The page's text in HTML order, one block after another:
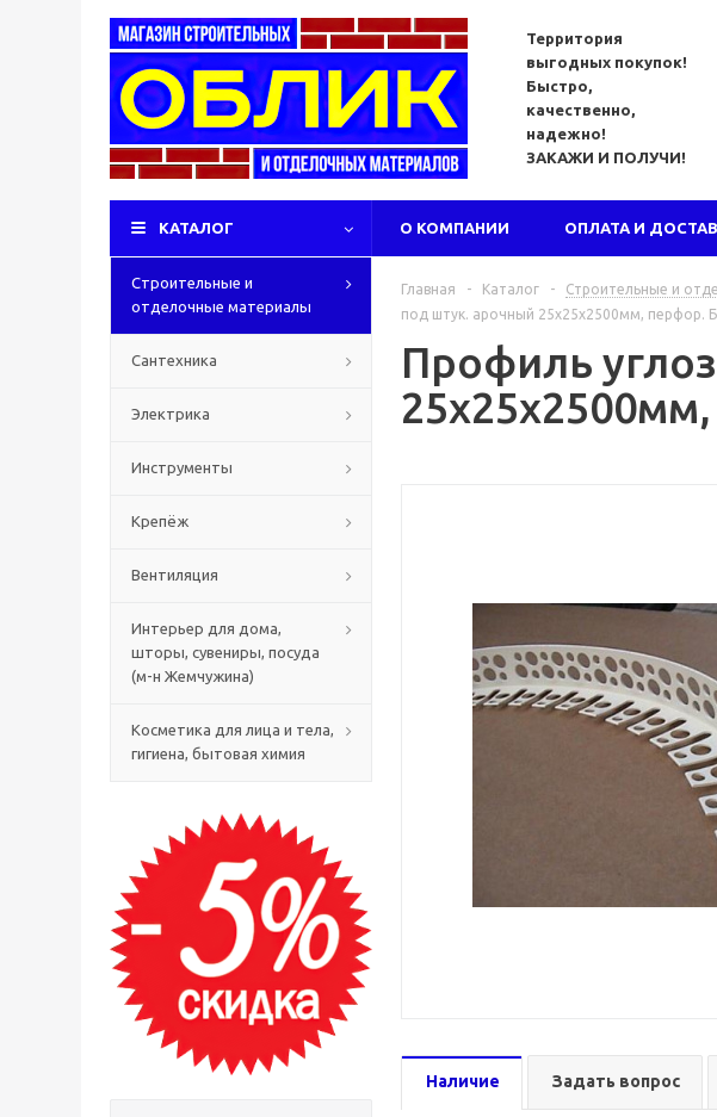
Территория
выгодных покупок!
Быстро,
качественно,
надежно!
ЗАКАЖИ И ПОЛУЧИ!
КАТАЛОГ О КОМПАНИИ ОПЛАТА И
Строительные и
отделочные материалы
Сантехника
Электрика
Инструменты
Крепёж
Вентиляция
Интерьер для дома,
шторы, сувениры, посуда
(м-н Жемчужина)
Косметика для лица и тела,
гигиена, бытовая химия
Главная - Каталог - Строительные и
под штук. арочный 25x25x2500мм, перфор.
Профиль
Наличие Задать вопрос